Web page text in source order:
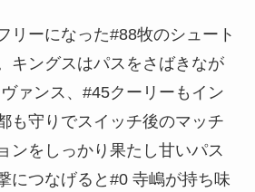
リーになった#88牧のシュート
キングスはパスをさばきなが
ァンス、#45クーリーもイン
も守りでスイッチ後のマッチ
ンをしっかり果たし甘いパス
につなげると#0 寺嶋が持ち味